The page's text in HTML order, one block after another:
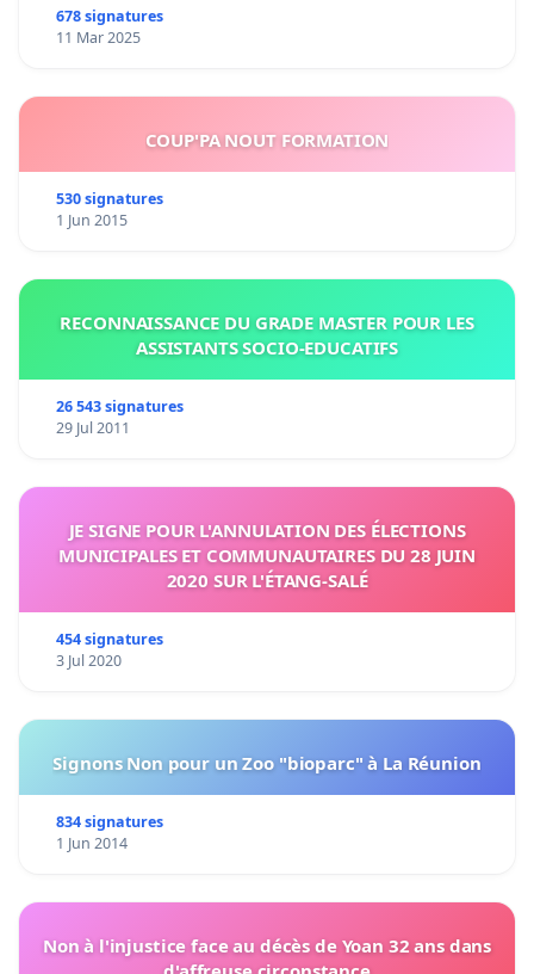
678 signatures
11 Mar 2025
COUP'PA NOUT FORMATION
530 signatures
1 Jun 2015
RECONNAISSANCE DU GRADE MASTER POUR LES
ASSISTANTS SOCIO-EDUCATIFS
26 543 signatures
29 Jul 2011
JE SIGNE POUR L'ANNULATION DES ÉLECTIONS
MUNICIPALES ET COMMUNAUTAIRES DU 28 JUIN
2020 SUR L'ÉTANG-SALÉ
454 signatures
3 Jul 2020
Signons Non pour un Zoo "bioparc" à La Réunion
834 signatures
1 Jun 2014
Non à l'injustice face au décès de Yoan 32 ans dans